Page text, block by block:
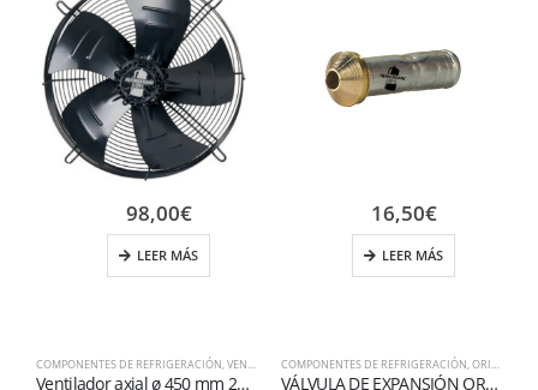
COMPONENTES DE REFRIGERACIÓN,VENTILADORES AXIALES
Ventilador axial ø 450 mm 230 voltios 4 polos 1400 rpm aspiración
98,00€
LEER MÁS
COMPONENTES DE REFRIGERACIÓN,ORIFICIO PARA VÁLVULA DE EXPANSIÓN
VÁLVULA DE EXPANSIÓN ORIFICIO BRIDA CONEXIÓN 01
16,50€
LEER MÁS